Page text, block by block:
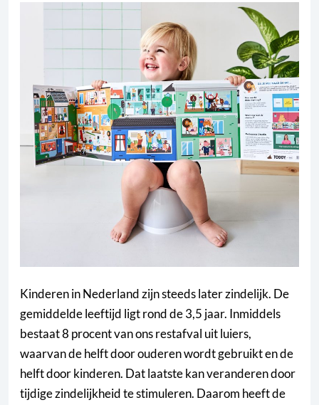
Kinderen in Nederland zijn steeds later zindelijk. De
gemiddelde leeftijd ligt rond de 3,5 jaar. Inmiddels
bestaat 8 procent van ons restafval uit luiers,
waarvan de helft door ouderen wordt gebruikt en de
helft door kinderen. Dat laatste kan veranderen door
tijdige zindelijkheid te stimuleren. Daarom heeft de